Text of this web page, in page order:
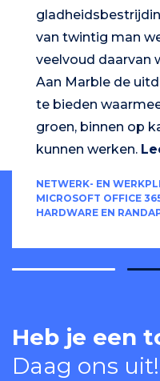
van twintig man
veelvoud daarvan
Aan Marble de
te bieden
groen, binnen op
kunnen werken.
NETWERK- EN
MICROSOFT OFFICE
HARDWARE EN
Heb je een
Daag ons uit!